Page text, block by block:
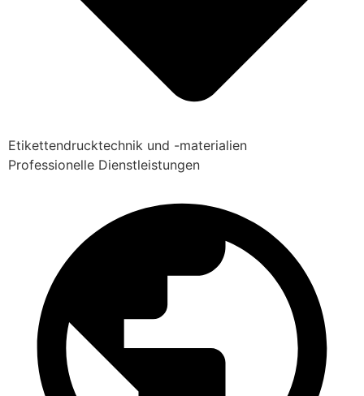
Etikettendrucktechnik und -materialien
Professionelle Dienstleistungen